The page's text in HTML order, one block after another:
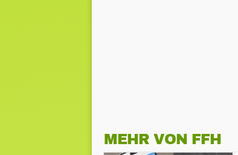
MEHR VON FFH